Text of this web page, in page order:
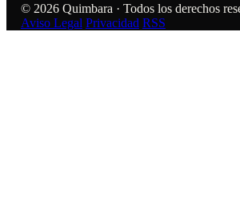
© 2026 Quimbara · Todos los derechos
Aviso Legal Privacidad RSS